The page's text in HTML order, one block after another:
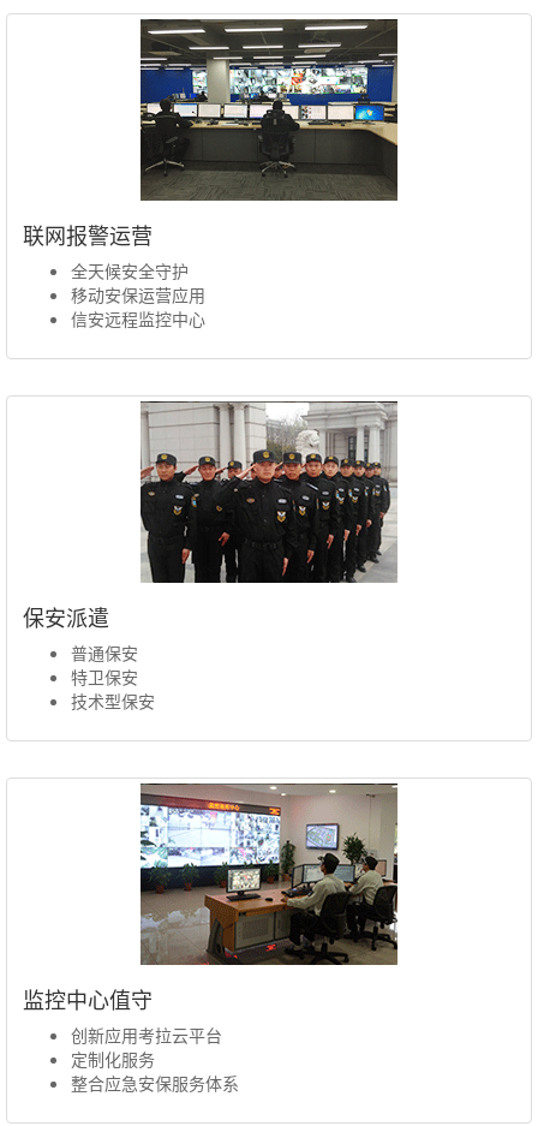
联网报警运营
全天候安全守护
移动安保运营应用
信安远程监控中心
保安派遣
普通保安
特卫保安
技术型保安
监控中心值守
创新应用考拉云平台
定制化服务
整合应急安保服务体系